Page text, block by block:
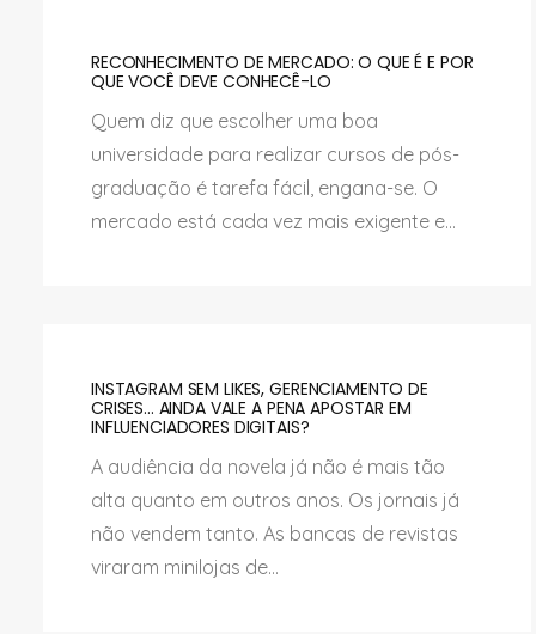
RECONHECIMENTO DE MERCADO: O QUE É E POR
QUE VOCÊ DEVE CONHECÊ-LO
Quem diz que escolher uma boa
universidade para realizar cursos de pós-
graduação é tarefa fácil, engana-se. O
mercado está cada vez mais exigente e...
INSTAGRAM SEM LIKES, GERENCIAMENTO DE
CRISES... AINDA VALE A PENA APOSTAR EM
INFLUENCIADORES DIGITAIS?
A audiência da novela já não é mais tão
alta quanto em outros anos. Os jornais já
não vendem tanto. As bancas de revistas
viraram minilojas de...